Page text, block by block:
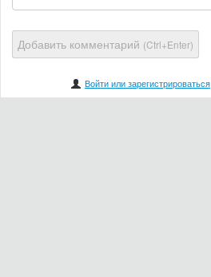
Добавить комментарий (Ctrl+Enter)
Войти или зарегистрироваться